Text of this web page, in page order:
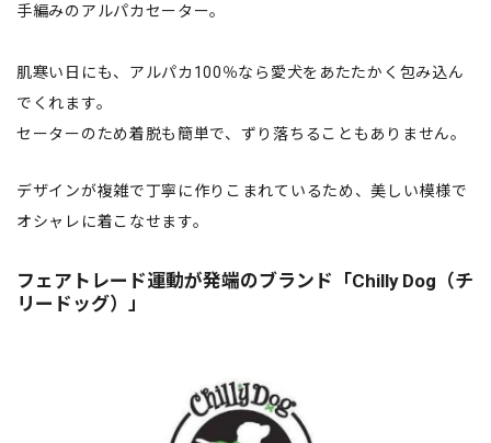
手編みのアルパカセーター。
肌寒い日にも、アルパカ100％なら愛犬をあたたかく包み込ん
でくれます。
セーターのため着脱も簡単で、ずり落ちることもありません。
デザインが複雑で丁寧に作りこまれているため、美しい模様で
オシャレに着こなせます。
フェアトレード運動が発端のブランド「Chilly Dog（チ
リードッグ）」